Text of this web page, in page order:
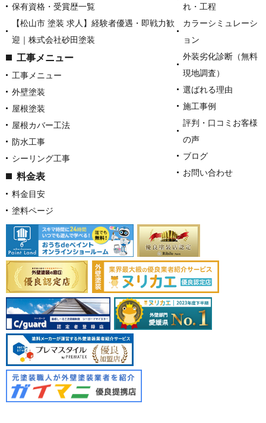
保有資格・受賞歴一覧
【松山市 塗装 求人】経験者優遇・即戦力歓
迎｜株式会社砂田塗装
工事メニュー
工事メニュー
外壁塗装
屋根塗装
屋根カバー工法
防水工事
シーリング工事
料金表
料金目安
塗料ページ
れ・工程
カラーシミュレーシ
ョン
外装劣化診断（無料
現地調査）
選ばれる理由
施工事例
評判・口コミお客様
の声
ブログ
お問い合わせ